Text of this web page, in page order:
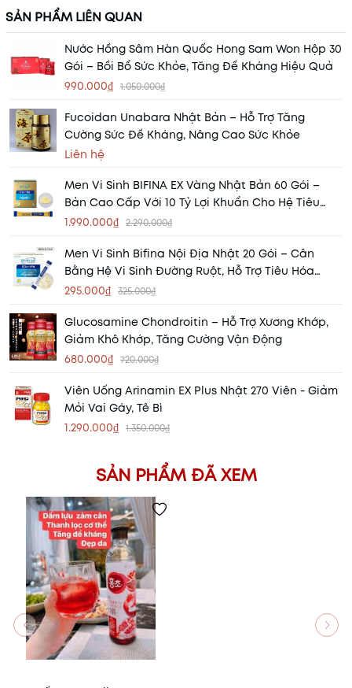
SẢN PHẨM LIÊN QUAN
Nước Hồng Sâm Hàn Quốc Hong Sam Won Hộp 30
Gói – Bồi Bổ Sức Khỏe, Tăng Đề Kháng Hiệu Quả
990.000₫ 1.050.000₫
Fucoidan Unabara Nhật Bản – Hỗ Trợ Tăng
Cường Sức Đề Kháng, Nâng Cao Sức Khỏe
Liên hệ
Men Vi Sinh BIFINA EX Vàng Nhật Bản 60 Gói –
Bản Cao Cấp Với 10 Tỷ Lợi Khuẩn Cho Hệ Tiêu
Hóa Khỏe Mạnh
1.990.000₫ 2.290.000₫
Men Vi Sinh Bifina Nội Địa Nhật 20 Gói – Cân
Bằng Hệ Vi Sinh Đường Ruột, Hỗ Trợ Tiêu Hóa
Khỏe Mạnh
295.000₫ 325.000₫
Glucosamine Chondroitin – Hỗ Trợ Xương Khớp,
Giảm Khô Khớp, Tăng Cường Vận Động
680.000₫ 720.000₫
Viên Uống Arinamin EX Plus Nhật 270 Viên - Giảm
Mỏi Vai Gáy, Tê Bì
1.290.000₫ 1.350.000₫
SẢN PHẨM ĐÃ XEM